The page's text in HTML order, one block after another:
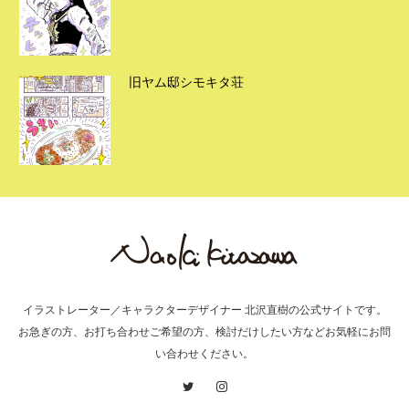
旧ヤム邸シモキタ荘
イラストレーター／キャラクターデザイナー 北沢直樹の公式サイトです。
お急ぎの方、お打ち合わせご希望の方、検討だけしたい方などお気軽にお問
い合わせください。